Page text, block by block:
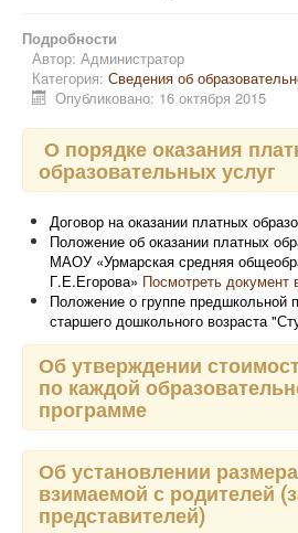
Подробности
Автор: Администратор
Категория: Сведения об
Опубликовано: 16 октября 2015
О порядке оказания
образовательных услуг
Договор на оказании платных
Положение об оказании платных
МАОУ «Урмарская средняя
Г.Е.Егорова» Посмотреть документ
Положение о группе предшкольной
старшего дошкольного возраста
Об утверждении
по каждой
программе
Об установлении
взимаемой с родителей
представителей)